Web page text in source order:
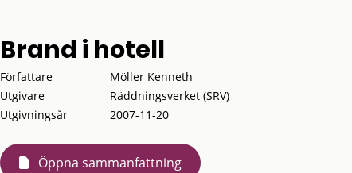
Brand i hotell
Författare
Möller Kenneth
Utgivare
Räddningsverket (SRV)
Utgivningsår
2007-11-20
Öppna sammanfattning